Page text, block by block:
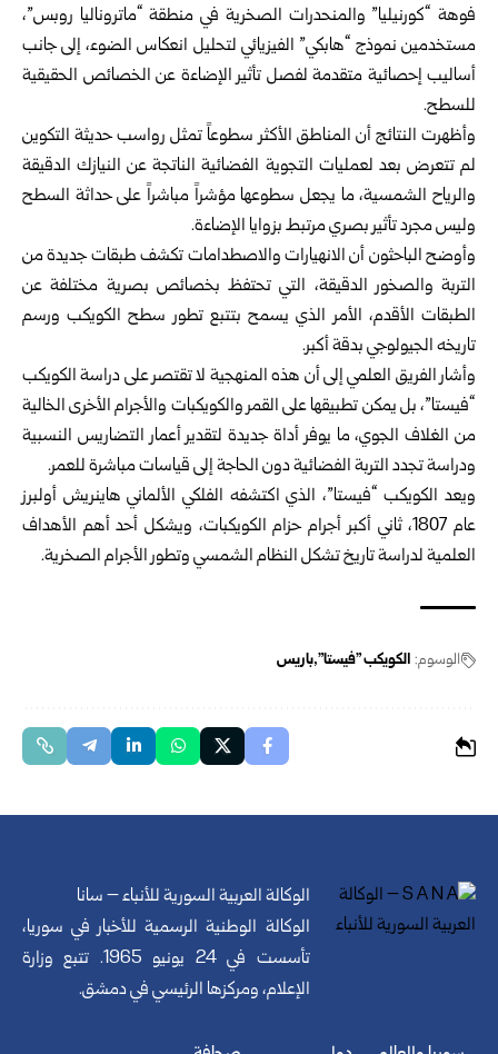
فوهة “كورنيليا” والمنحدرات الصخرية في منطقة “ماتروناليا روبس”،
مستخدمين نموذج “هابكي” الفيزيائي لتحليل انعكاس الضوء، إلى جانب
أساليب إحصائية متقدمة لفصل تأثير الإضاءة عن الخصائص الحقيقية
للسطح.
وأظهرت النتائج أن المناطق الأكثر سطوعاً تمثل رواسب حديثة التكوين
لم تتعرض بعد لعمليات التجوية الفضائية الناتجة عن النيازك الدقيقة
والرياح الشمسية، ما يجعل سطوعها مؤشراً مباشراً على حداثة السطح
وليس مجرد تأثير بصري مرتبط بزوايا الإضاءة.
وأوضح الباحثون أن الانهيارات والاصطدامات تكشف طبقات جديدة من
التربة والصخور الدقيقة، التي تحتفظ بخصائص بصرية مختلفة عن
الطبقات الأقدم، الأمر الذي يسمح بتتبع تطور سطح الكويكب ورسم
تاريخه الجيولوجي بدقة أكبر.
وأشار الفريق العلمي إلى أن هذه المنهجية لا تقتصر على دراسة الكويكب
“فيستا”، بل يمكن تطبيقها على القمر والكويكبات والأجرام الأخرى الخالية
من الغلاف الجوي، ما يوفر أداة جديدة لتقدير أعمار التضاريس النسبية
ودراسة تجدد التربة الفضائية دون الحاجة إلى قياسات مباشرة للعمر.
ويعد الكويكب “فيستا”، الذي اكتشفه الفلكي الألماني هاينريش أولبرز
عام 1807، ثاني أكبر أجرام حزام الكويكبات، ويشكل أحد أهم الأهداف
العلمية لدراسة تاريخ تشكل النظام الشمسي وتطور الأجرام الصخرية.
الوسوم: الكويكب "فيستا" باريس
الوكالة العربية السورية للأنباء – سانا
الوكالة الوطنية الرسمية للأخبار في سوريا،
تأسست في 24 يونيو 1965. تتبع وزارة
الإعلام، ومركزها الرئيسي في دمشق.